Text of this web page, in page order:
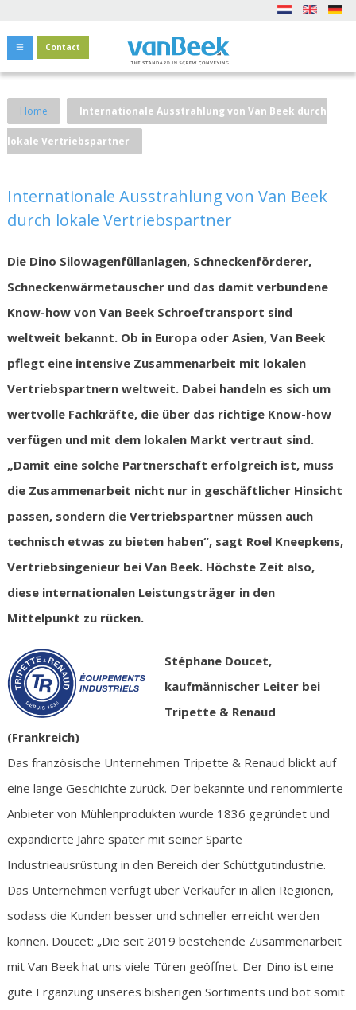
Contact
Home Internationale Ausstrahlung von Van Beek durch
lokale Vertriebspartner
Internationale Ausstrahlung von Van Beek
durch lokale Vertriebspartner
Die Dino Silowagenfüllanlagen, Schneckenförderer,
Schneckenwärmetauscher und das damit verbundene
Know-how von Van Beek Schroeftransport sind
weltweit bekannt. Ob in Europa oder Asien, Van Beek
pflegt eine intensive Zusammenarbeit mit lokalen
Vertriebspartnern weltweit. Dabei handeln es sich um
wertvolle Fachkräfte, die über das richtige Know-how
verfügen und mit dem lokalen Markt vertraut sind.
„Damit eine solche Partnerschaft erfolgreich ist, muss
die Zusammenarbeit nicht nur in geschäftlicher Hinsicht
passen, sondern die Vertriebspartner müssen auch
technisch etwas zu bieten haben“, sagt Roel Kneepkens,
Vertriebsingenieur bei Van Beek. Höchste Zeit also,
diese internationalen Leistungsträger in den
Mittelpunkt zu rücken.
Stéphane Doucet,
kaufmännischer Leiter bei
Tripette & Renaud
(Frankreich)
Das französische Unternehmen Tripette & Renaud blickt auf
eine lange Geschichte zurück. Der bekannte und renommierte
Anbieter von Mühlenprodukten wurde 1836 gegründet und
expandierte Jahre später mit seiner Sparte
Industrieausrüstung in den Bereich der Schüttgutindustrie.
Das Unternehmen verfügt über Verkäufer in allen Regionen,
sodass die Kunden besser und schneller erreicht werden
können. Doucet: „Die seit 2019 bestehende Zusammenarbeit
mit Van Beek hat uns viele Türen geöffnet. Der Dino ist eine
gute Ergänzung unseres bisherigen Sortiments und bot somit